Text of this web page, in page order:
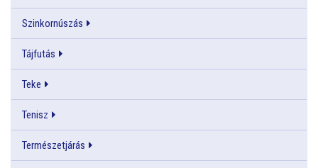
Szinkornúszás
Tájfutás
Teke
Tenisz
Természetjárás